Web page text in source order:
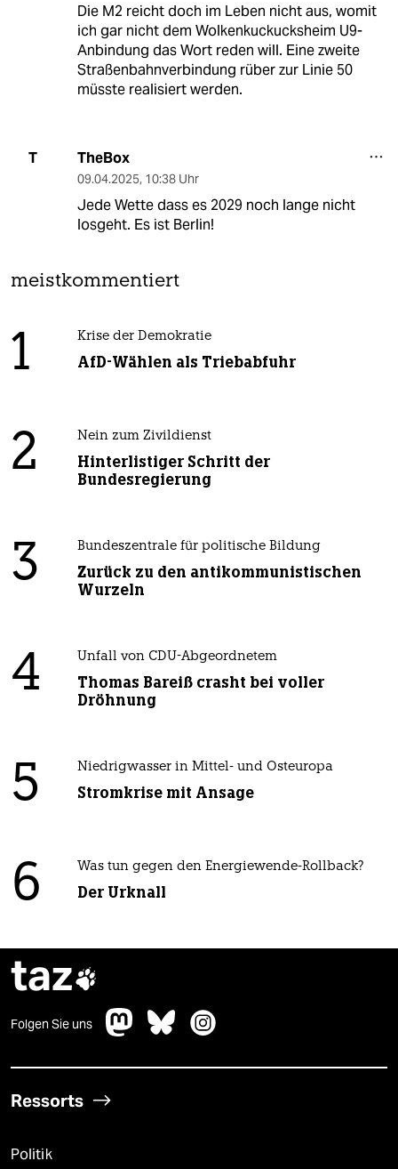
Die M2 reicht doch im Leben nicht aus, womit
ich gar nicht dem Wolkenkuckucksheim U9-
Anbindung das Wort reden will. Eine zweite
Straßenbahnverbindung rüber zur Linie 50
müsste realisiert werden.
T TheBox
09.04.2025, 10:38 Uhr
Jede Wette dass es 2029 noch lange nicht
losgeht. Es ist Berlin!
meistkommentiert
1 Krise der Demokratie
AfD-Wählen als Triebabfuhr
2 Nein zum Zivildienst
Hinterlistiger Schritt der
Bundesregierung
3 Bundeszentrale für politische Bildung
Zurück zu den antikommunistischen
Wurzeln
4 Unfall von CDU-Abgeordnetem
Thomas Bareiß crasht bei voller
Dröhnung
5 Niedrigwasser in Mittel- und Osteuropa
Stromkrise mit Ansage
6 Was tun gegen den Energiewende-Rollback?
Der Urknall
taz
Folgen Sie uns
Ressorts
Politik